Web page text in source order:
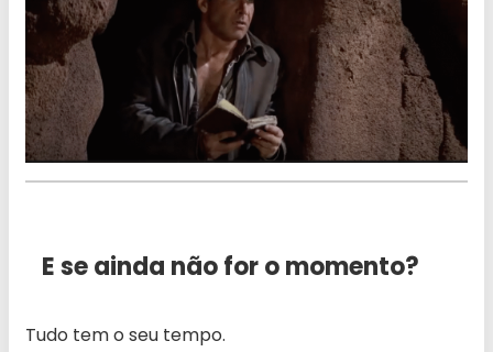
E se ainda não for o momento?
Tudo tem o seu tempo.